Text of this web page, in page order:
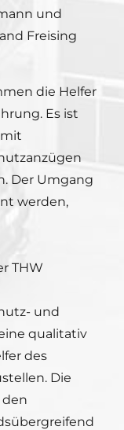
und
Freising
die Helfer
Es ist
Der Umgang
werden,
THW
und
qualitativ
des
Die